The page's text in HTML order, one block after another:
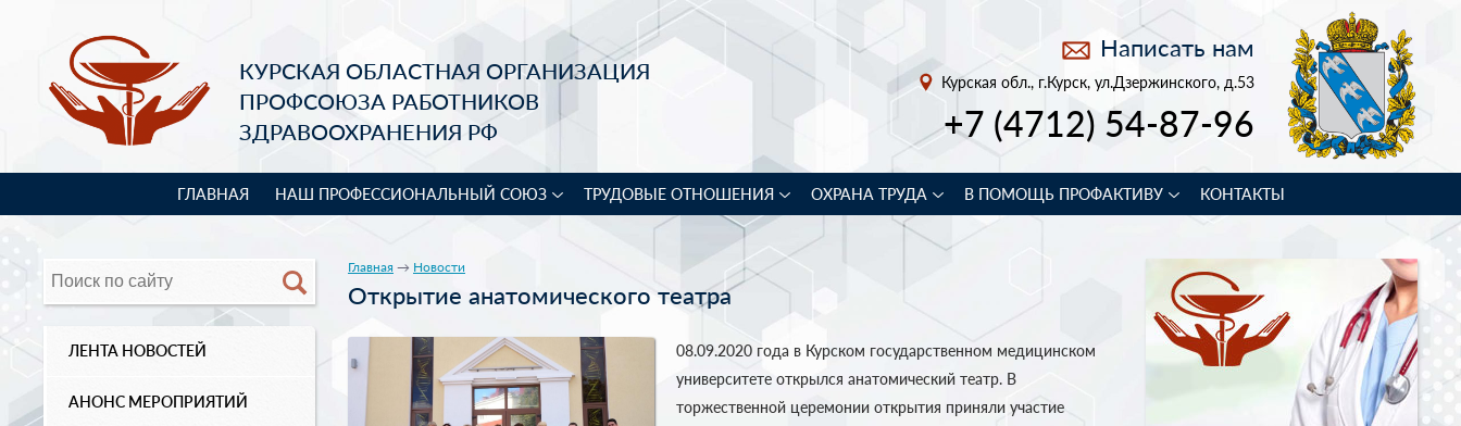
КУРСКАЯ ОБЛАСТНАЯ ОРГАНИЗАЦИЯ
ПРОФСОЮЗА РАБОТНИКОВ
ЗДРАВООХРАНЕНИЯ РФ
Написать нам
Курская обл., г.Курск, ул.Дзержинского, д.53
+7 (4712) 54-87-96
ГЛАВНАЯ НАШ ПРОФЕССИОНАЛЬНЫЙ СОЮЗ ТРУДОВЫЕ ОТНОШЕНИЯ ОХРАНА ТРУДА В ПОМОЩЬ ПРОФАКТИВУ КОНТАКТЫ
ЛЕНТА НОВОСТЕЙ
АНОНС МЕРОПРИЯТИЙ
Главная → Новости
Открытие анатомического театра
08.09.2020 года в Курском государственном медицинском
университете открылся анатомический театр. В
торжественной церемонии открытия приняли участие